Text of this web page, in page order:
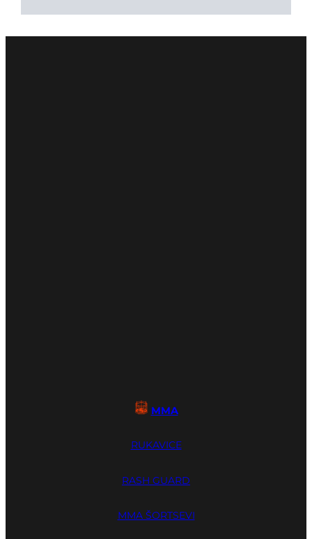
MMA
RUKAVICE
RASH GUARD
MMA ŠORTSEVI